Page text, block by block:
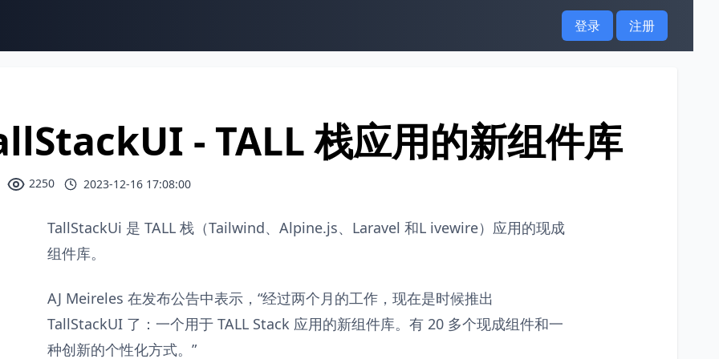
登录 注册
- TALL 栈应用的新组件库
2250 2023-12-16 17:08:00
TallStackUi 是 TALL 栈（Tailwind、Alpine.js、Laravel 和L ivewire）应用的现成
组件库。
AJ Meireles 在发布公告中表示，“经过两个月的工作，现在是时候推出
TallStackUI 了：一个用于 TALL Stack 应用的新组件库。有 20 多个现成组件和一
种创新的个性化方式。”